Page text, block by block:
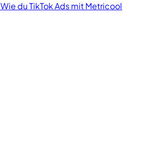
Wie du TikTok Ads mit Metricool